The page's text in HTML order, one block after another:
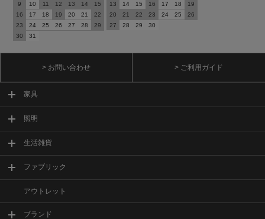
9
10 11 12 13 14
15
16
17 18 19 20 21
22
23
24 25 26 27 28
29
30
31
13
14 15 16 17 18
19
20
21 22 23 24 25
26
27
28 29 30
> お問い合わせ > ご利用ガイド
家具
照明
生活雑貨
ファブリック
アウトレット
ブランド